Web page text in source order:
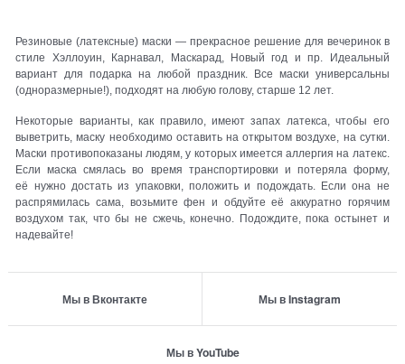
Резиновые (латексные) маски — прекрасное решение для вечеринок в
стиле Хэллоуин, Карнавал, Маскарад, Новый год и пр. Идеальный
вариант для подарка на любой праздник. Все маски универсальны
(одноразмерные!), подходят на любую голову, старше 12 лет.
Некоторые варианты, как правило, имеют запах латекса, чтобы его
выветрить, маску необходимо оставить на открытом воздухе, на сутки.
Маски противопоказаны людям, у которых имеется аллергия на латекс.
Если маска смялась во время транспортировки и потеряла форму,
её нужно достать из упаковки, положить и подождать. Если она не
распрямилась сама, возьмите фен и обдуйте её аккуратно горячим
воздухом так, что бы не сжечь, конечно. Подождите, пока остынет и
надевайте!
Мы в Вконтакте Мы в Instagram
Мы в YouTube